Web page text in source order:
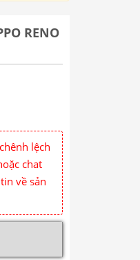
RENO
lệch
chat
về sản